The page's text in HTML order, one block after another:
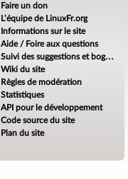
Faire un don
L’équipe de LinuxFr.org
Informations sur le site
Aide / Foire aux questions
Suivi des suggestions et bogues
Wiki du site
Règles de modération
Statistiques
API pour le développement
Code source du site
Plan du site